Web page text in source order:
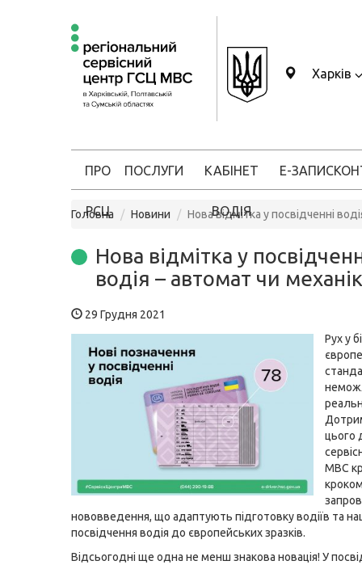
Харків
ПРО
РСЦ
ПОСЛУГИ КАБІНЕТ
ВОДІЯ
Е-ЗАПИС
Головна Новини Нова відмітка у посвідченні
Нова відмітка у
водія – автомат чи
29 Грудня 2021
Рух у
цього
МВС
нововведення, що адаптують підготовку водіїв та
посвідчення водія до європейських зразків.
Відсьогодні ще одна не менш знакова новація! У